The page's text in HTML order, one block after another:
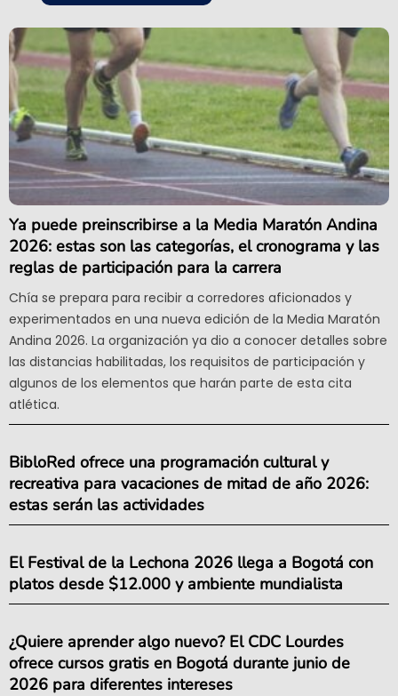
Ya puede preinscribirse a la Media Maratón Andina
2026: estas son las categorías, el cronograma y las
reglas de participación para la carrera
Chía se prepara para recibir a corredores aficionados y
experimentados en una nueva edición de la Media Maratón
Andina 2026. La organización ya dio a conocer detalles sobre
las distancias habilitadas, los requisitos de participación y
algunos de los elementos que harán parte de esta cita
atlética.
BibloRed ofrece una programación cultural y
recreativa para vacaciones de mitad de año 2026:
estas serán las actividades
El Festival de la Lechona 2026 llega a Bogotá con
platos desde $12.000 y ambiente mundialista
¿Quiere aprender algo nuevo? El CDC Lourdes
ofrece cursos gratis en Bogotá durante junio de
2026 para diferentes intereses